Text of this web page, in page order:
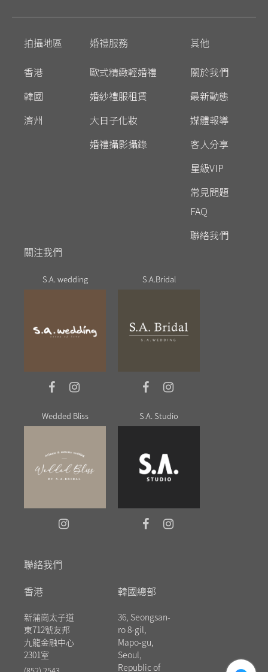
拍攝地區
香港
韓國
濟州
婚禮服務
歐式精緻輕婚禮
婚紗禮服租賃
大日子化妝
婚禮攝影攝錄
其他
關於我們
最新動態
媒體報導
客人分享
星級VIP
常見問題
FAQ
聯絡我們
關注我們
S.A. wedding S.A.Bridal
Wedded Bliss S.A. Studio
聯絡我們
香港
新蒲崗太子道
東712號友邦
九龍金融中心
2301室
韓國總部
36, Seongsan-
ro 8-gil,
Mapo-gu,
Seoul,
Republic of
messenger